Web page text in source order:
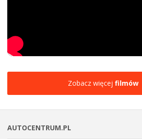
Zobacz więcej filmów
AUTOCENTRUM.PL